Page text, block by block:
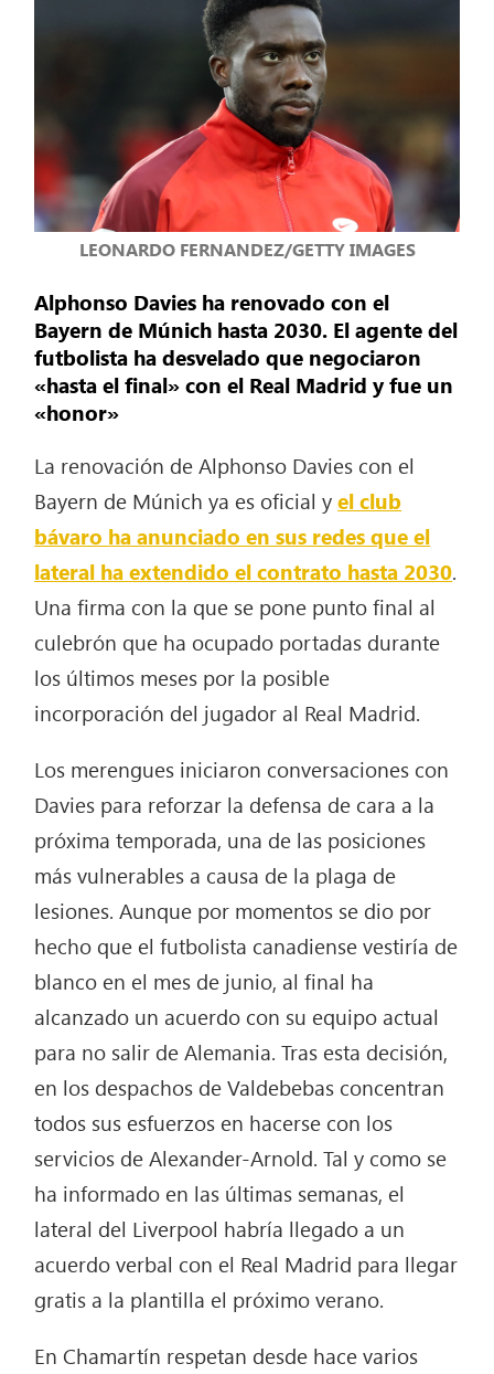
LEONARDO FERNANDEZ/GETTY IMAGES
Alphonso Davies ha renovado con el
Bayern de Múnich hasta 2030. El agente del
futbolista ha desvelado que negociaron
«hasta el final» con el Real Madrid y fue un
«honor»
La renovación de Alphonso Davies con el
Bayern de Múnich ya es oficial yel club
bávaro ha anunciado en sus redes que el
lateral ha extendido el contrato hasta 2030.
Una firma con la que se pone punto final al
culebrón que ha ocupado portadas durante
los últimos meses por la posible
incorporación del jugador al Real Madrid.
Los merengues iniciaron conversaciones con
Davies para reforzar la defensa de cara a la
próxima temporada, una de las posiciones
más vulnerables a causa de la plaga de
lesiones. Aunque por momentos se dio por
hecho que el futbolista canadiense vestiría de
blanco en el mes de junio, al final ha
alcanzado un acuerdo con su equipo actual
para no salir de Alemania. Tras esta decisión,
en los despachos de Valdebebas concentran
todos sus esfuerzos en hacerse con los
servicios de Alexander-Arnold. Tal y como se
ha informado en las últimas semanas, el
lateral del Liverpool habría llegado a un
acuerdo verbal con el Real Madrid para llegar
gratis a la plantilla el próximo verano.
En Chamartín respetan desde hace varios